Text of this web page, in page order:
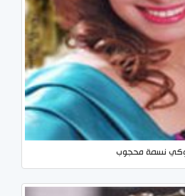
نسمة محجوب